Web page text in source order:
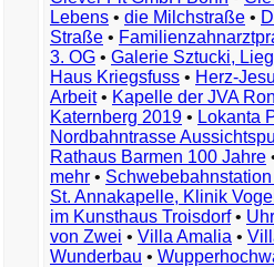
Lebens • die Milchstraße •
Straße •
3. OG • Galerie Sztucki,
Haus Kriegsfuss • Herz-
Arbeit• Kapelle der JVA
Katernberg 2019 • Lokanta
Nordbahntrasse
Rathaus Barmen 100 Jahre
mehr •
St. Annakapelle, Klinik
im Kunsthaus Troisdorf•
von Zwei • Villa Amalia •
Wunderbau •